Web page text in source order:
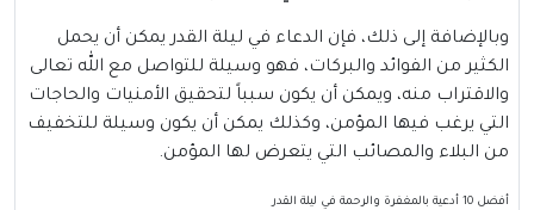
وبالإضافة إلى ذلك، فإن الدعاء في ليلة القدر يمكن أن يحمل
الكثير من الفوائد والبركات، فهو وسيلة للتواصل مع الله تعالى
والاقتراب منه، ويمكن أن يكون سبباً لتحقيق الأمنيات والحاجات
التي يرغب فيها المؤمن، وكذلك يمكن أن يكون وسيلة للتخفيف
من البلاء والمصائب التي يتعرض لها المؤمن.
أفضل 10 أدعية بالمغفرة والرحمة في ليلة القدر